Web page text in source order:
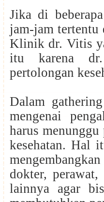
Jika di
jam-jam tertentu
Klinik dr. Vitis
itu karena
pertolongan
Dalam
mengenai
harus
kesehatan. Hal
dokter,
lainnya agar